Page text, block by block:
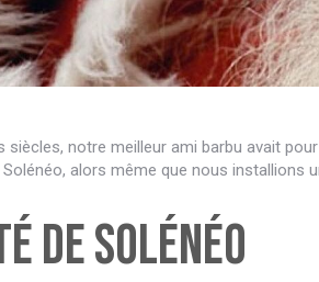
siècles, notre meilleur ami barbu avait
Solénéo, alors même que nous
de Solénéo